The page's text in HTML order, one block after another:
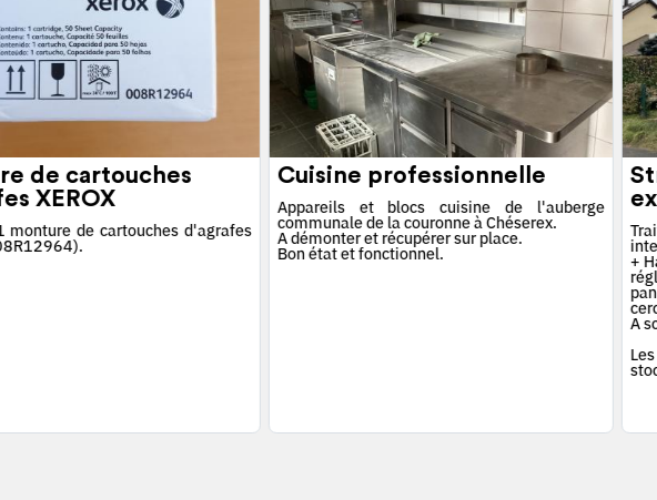
de cartouches
XEROX
monture de cartouches d'agrafes
Cuisine professionnelle
Appareils et blocs cuisine de l'auberge
communale de la couronne à Chéserex.
A démonter et récupérer sur place.
Bon état et fonctionnel. +
A